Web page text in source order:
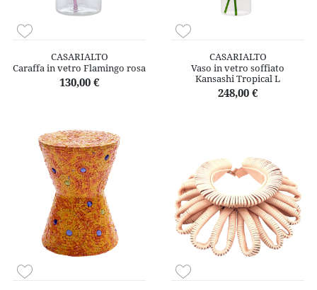
CASARIALTO
Caraffa in vetro Flamingo rosa
130,00 €
CASARIALTO
Vaso in vetro soffiato
Kansashi Tropical L
248,00 €